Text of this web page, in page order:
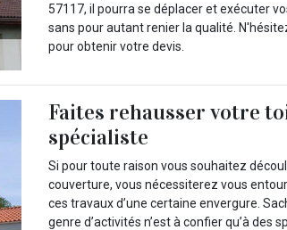
57117, il pourra se déplacer et exécuter
sans pour autant renier la qualité.
pour obtenir votre devis.
Faites rehausser votre
spécialiste
Si pour toute raison vous souhaitez
couverture, vous nécessiterez vous
ces travaux d’une certaine envergure.
genre d’activités n’est à confier qu’à des